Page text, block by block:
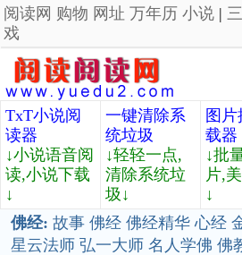
阅读网 购物 网址 万年历 小说 |
戏
TxT小说阅
读器
↓小说语音阅
读,小说下载
↓
一键清除系
统垃圾
↓轻轻一点,
清除系统垃
圾↓
图
载器
↓批
片,
↓
佛经: 故事 佛经 佛经精华 心经
星云法师 弘一大师 名人学佛 佛